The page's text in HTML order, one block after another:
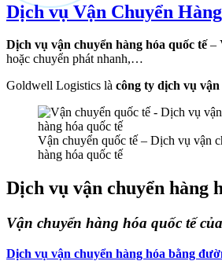
Dịch vụ Vận Chuyển
Dịch vụ vận chuyển hàng hóa quốc tế–
hoặc chuyển phát nhanh,…
Goldwell Logistics là công ty dịch vụ
Vận chuyển quốc tế – Dịch vụ vận
hàng hóa quốc tế
Dịch vụ vận chuyển hàng
Vận chuyển hàng hóa quốc tế
Dịch vụ vận chuyển hàng hóa bằng